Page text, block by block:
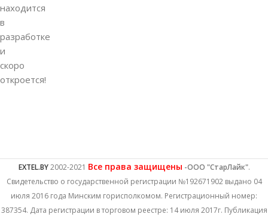
находится
в
разработке
и
скоро
откроется!
EXTEL.BY2002-2021 Все права защищены -ООО "СтарЛайк".
Свидетельство о государственной регистрации №192671902 выдано 04
июля 2016 года Минским горисполкомом. Регистрационный номер:
387354. Дата регистрации в торговом реестре: 14 июля 2017г. Публикация